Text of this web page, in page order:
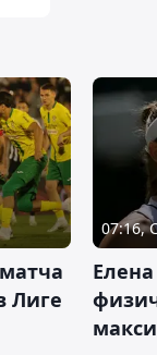
Лиге
07:16,